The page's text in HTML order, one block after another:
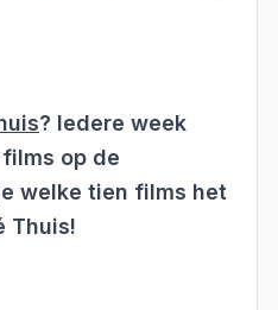
? Iedere week
op de
welke tien films het
Thuis!